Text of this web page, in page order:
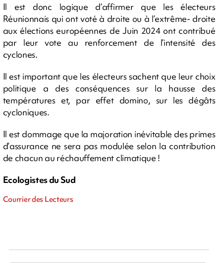
Il est donc logique d’affirmer que les électeurs
Réunionnais qui ont voté à droite ou à l’extrême- droite
aux élections européennes de Juin 2024 ont contribué
par leur vote au renforcement de l’intensité des
cyclones.
Il est important que les électeurs sachent que leur choix
politique a des conséquences sur la hausse des
températures et, par effet domino, sur les dégâts
cycloniques.
Il est dommage que la majoration inévitable des primes
d’assurance ne sera pas modulée selon la contribution
de chacun au réchauffement climatique !
Ecologistes du Sud
Courrier des Lecteurs